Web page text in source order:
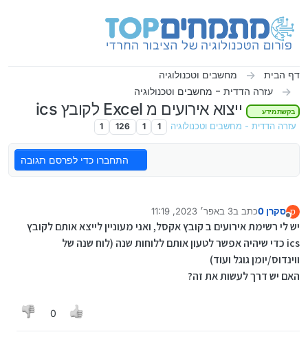
דף הבית
מחשבים וטכנולוגיה
עזרה הדדית - מחשבים וטכנולוגיה
בקשת מידע ייצוא אירועים מ Excel לקובץ ics
עזרה הדדית - מחשבים וטכנולוגיה 1
1
126
1
התחברו כדי לפרסם תגובה
ס
מנותק
סקרן 0 כתב ב3 באפר׳ 2023, 11:19
נערך לאחרונה על ידי
יש לי רשימת אירועים ב קובץ אקסל, ואני מעוניין לייצא אותם לקובץ
ics כדי שיהיה אפשר לטעון אותם ללוחות שנה (לוח שנה של
ווינדוס/יומן גוגל ועוד)
האם יש דרך לעשות את זה?
0